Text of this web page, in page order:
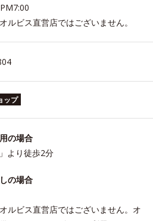
ルビス直営店ではございません。
ップ
の場合
より徒歩2分
の場合
ルビス直営店ではございません。オ